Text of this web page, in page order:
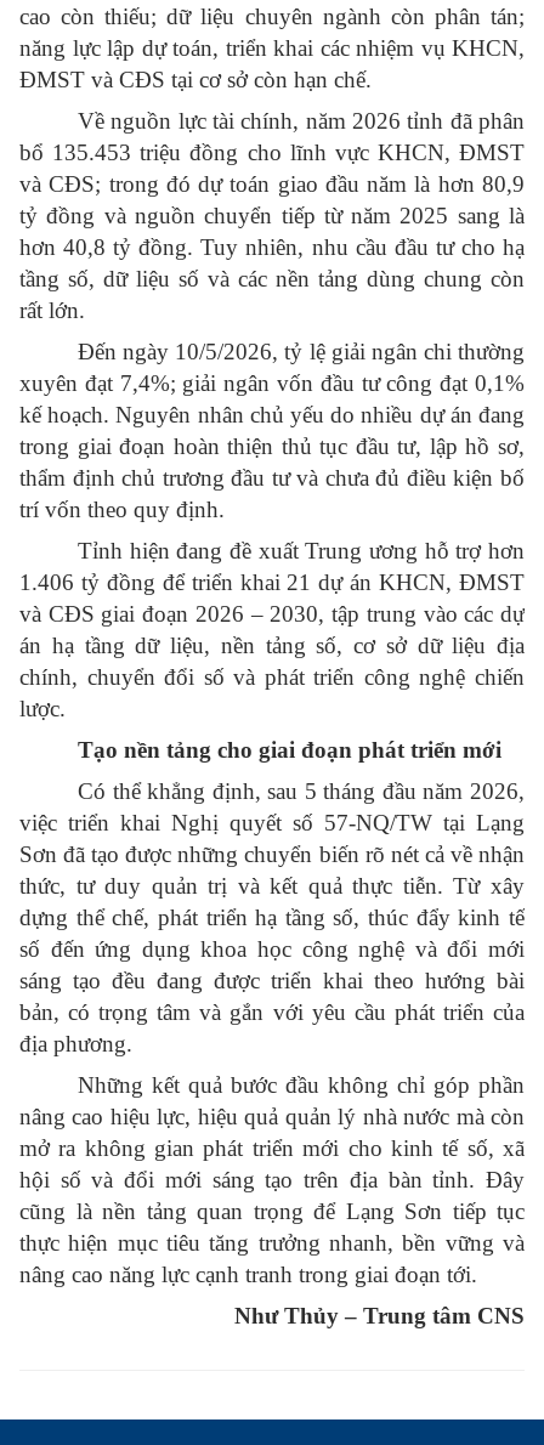
cao còn thiếu; dữ liệu chuyên ngành còn phân tán;
năng lực lập dự toán, triển khai các nhiệm vụ KHCN,
ĐMST và CĐS tại cơ sở còn hạn chế.
Về nguồn lực tài chính, năm 2026 tỉnh đã phân
bổ 135.453 triệu đồng cho lĩnh vực KHCN, ĐMST
và CĐS; trong đó dự toán giao đầu năm là hơn 80,9
tỷ đồng và nguồn chuyển tiếp từ năm 2025 sang là
hơn 40,8 tỷ đồng. Tuy nhiên, nhu cầu đầu tư cho hạ
tầng số, dữ liệu số và các nền tảng dùng chung còn
rất lớn.
Đến ngày 10/5/2026, tỷ lệ giải ngân chi thường
xuyên đạt 7,4%; giải ngân vốn đầu tư công đạt 0,1%
kế hoạch. Nguyên nhân chủ yếu do nhiều dự án đang
trong giai đoạn hoàn thiện thủ tục đầu tư, lập hồ sơ,
thẩm định chủ trương đầu tư và chưa đủ điều kiện bố
trí vốn theo quy định.
Tỉnh hiện đang đề xuất Trung ương hỗ trợ hơn
1.406 tỷ đồng để triển khai 21 dự án KHCN, ĐMST
và CĐS giai đoạn 2026 – 2030, tập trung vào các dự
án hạ tầng dữ liệu, nền tảng số, cơ sở dữ liệu địa
chính, chuyển đổi số và phát triển công nghệ chiến
lược.
Tạo nền tảng cho giai đoạn phát triển mới
Có thể khẳng định, sau 5 tháng đầu năm 2026,
việc triển khai Nghị quyết số 57-NQ/TW tại Lạng
Sơn đã tạo được những chuyển biến rõ nét cả về nhận
thức, tư duy quản trị và kết quả thực tiễn. Từ xây
dựng thể chế, phát triển hạ tầng số, thúc đẩy kinh tế
số đến ứng dụng khoa học công nghệ và đổi mới
sáng tạo đều đang được triển khai theo hướng bài
bản, có trọng tâm và gắn với yêu cầu phát triển của
địa phương.
Những kết quả bước đầu không chỉ góp phần
nâng cao hiệu lực, hiệu quả quản lý nhà nước mà còn
mở ra không gian phát triển mới cho kinh tế số, xã
hội số và đổi mới sáng tạo trên địa bàn tỉnh. Đây
cũng là nền tảng quan trọng để Lạng Sơn tiếp tục
thực hiện mục tiêu tăng trưởng nhanh, bền vững và
nâng cao năng lực cạnh tranh trong giai đoạn tới.
Như Thủy – Trung tâm CNS